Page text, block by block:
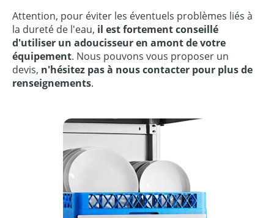
Attention, pour éviter les éventuels problèmes liés à
la dureté de l'eau, il est fortement conseillé
d'utiliser un adoucisseuren amont de votre
équipement. Nous pouvons vous proposer un
devis, n'hésitez pas à nous contacter pour plus de
renseignements.